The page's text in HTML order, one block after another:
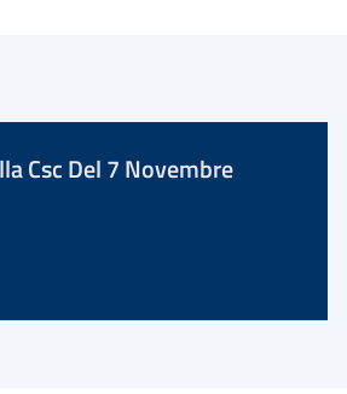
Csc Del 7 Novembre